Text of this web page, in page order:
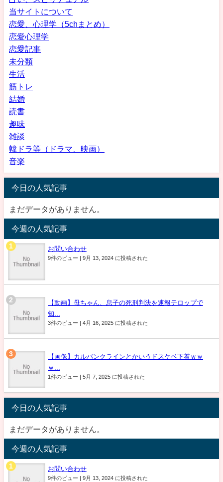
当サイトについて
恋愛、心理学（5chまとめ）
恋愛心理学
恋愛記事
未分類
生活
筋トレ
結婚
読書
趣味
雑談
韓ドラ等（ドラマ、映画）
音楽
今日の人気記事
まだデータがありません。
今週の人気記事
お問い合わせ
9件のビュー | 9月 13, 2024 に投稿された
【動画】母ちゃん、息子の死刑判決を速報テロップで
知...
3件のビュー | 4月 16, 2025 に投稿された
【画像】カルバンクラインとかいうドスケベ下着ｗｗ
ｗ...
1件のビュー | 5月 7, 2025 に投稿された
今日の人気記事
まだデータがありません。
今週の人気記事
お問い合わせ
9件のビュー | 9月 13, 2024 に投稿された